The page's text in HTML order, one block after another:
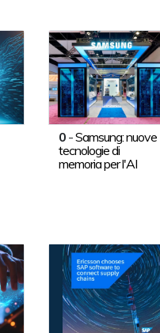
0 -Samsung: nuove
tecnologie di
memoria per l'AI